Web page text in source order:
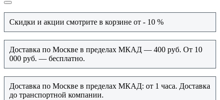
Скидки и акции смотрите в корзине от - 10 %
Доставка по Москве в пределах МКАД — 400 руб. От 10
000 руб. — бесплатно.
Доставка по Москве в пределах МКАД: от 1 часа. Доставка
до транспортной компании.